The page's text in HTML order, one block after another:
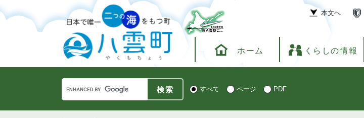
ー
で
ニ
ば
文
本文へ
ホーム くらしの情報
Google
カ
ス
タ
検 すべて ページ PDF